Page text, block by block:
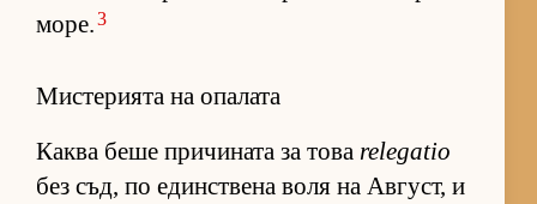
мо­ре.3
Мистерията на опалата
Каква беше при­чи­ната за това relegatio
без съд, по един­с­т­вена воля на Ав­густ, и